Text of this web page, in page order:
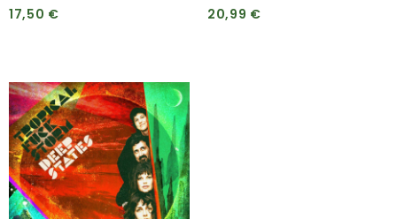
17,50 €
20,99 €